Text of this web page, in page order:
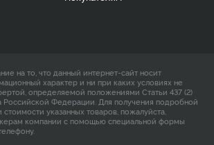
на то, что данный интернет-сайт носит
характер и ни при каких условиях не
определяемой положениями Статьи 437 (2)
Российской Федерации. Для получения подробной
указанных товаров, пожалуйста,
компании с помощью специальной формы